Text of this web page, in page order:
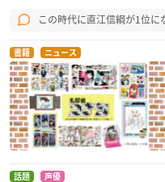
この時代に直江信綱が1位
書籍 ニュース
話題 声優